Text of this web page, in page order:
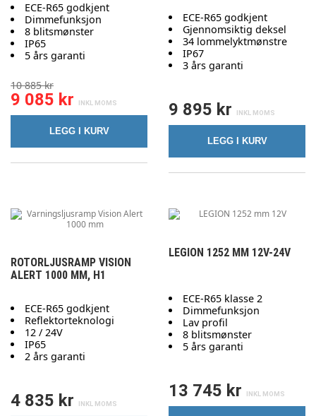
ECE-R65 godkjent
Dimmefunksjon
8 blitsmønster
IP65
5 års garanti
10 885 kr
9 085 kr
LEGG I KURV
ECE-R65 godkjent
Gjennomsiktig deksel
34 lommelyktmønstre
IP67
3 års garanti
9 895 kr
LEGG I KURV
ROTORLJUSRAMP VISION
ALERT 1000 MM, H1
ECE-R65 godkjent
Reflektorteknologi
12 / 24V
IP65
2 års garanti
4 835 kr
LEGION 1252 MM 12V-24V
ECE-R65 klasse 2
Dimmefunksjon
Lav profil
8 blitsmønster
5 års garanti
13 745 kr